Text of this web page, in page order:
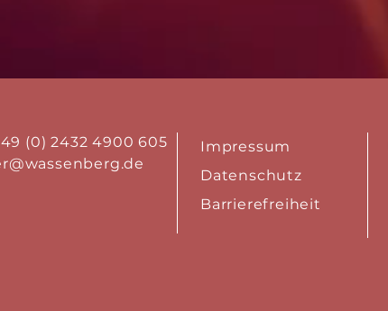
(0) 2432 4900 605
Impressum
Datenschutz
Barrierefreiheit